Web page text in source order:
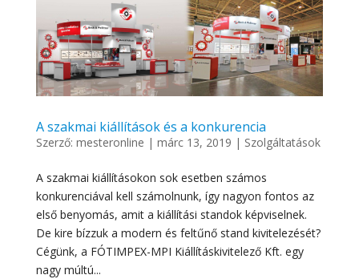
A szakmai kiállítások és a konkurencia
Szerző: mesteronline | márc 13, 2019 | Szolgáltatások
A szakmai kiállításokon sok esetben számos
konkurenciával kell számolnunk, így nagyon fontos az
első benyomás, amit a kiállítási standok képviselnek.
De kire bízzuk a modern és feltűnő stand kivitelezését?
Cégünk, a FÓTIMPEX-MPI Kiállításkivitelező Kft. egy
nagy múltú...